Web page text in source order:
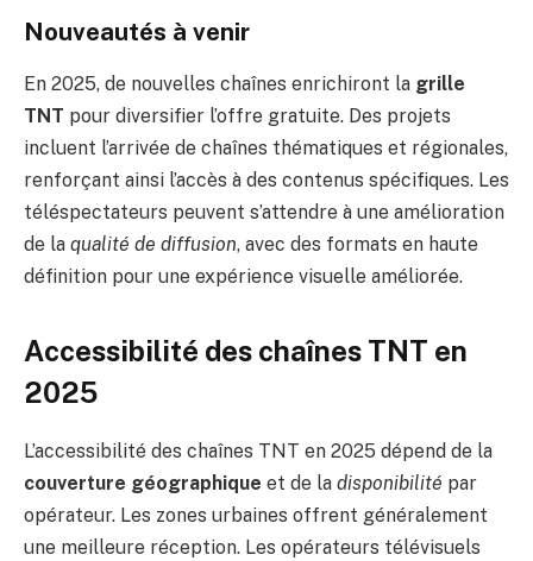
Nouveautés à venir
En 2025, de nouvelles chaînes enrichiront la grille
TNT pour diversifier l’offre gratuite. Des projets
incluent l’arrivée de chaînes thématiques et régionales,
renforçant ainsi l’accès à des contenus spécifiques. Les
téléspectateurs peuvent s’attendre à une amélioration
de la qualité de diffusion, avec des formats en haute
définition pour une expérience visuelle améliorée.
Accessibilité des chaînes TNT en
2025
L’accessibilité des chaînes TNT en 2025 dépend de la
couverture géographique et de la disponibilité par
opérateur. Les zones urbaines offrent généralement
une meilleure réception. Les opérateurs télévisuels